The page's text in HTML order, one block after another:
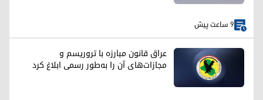
9 ساعت پیش
عراق قانون مبارزه با تروریسم و
مجازات‌های آن را به‌طور رسمی ابلاغ کرد